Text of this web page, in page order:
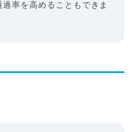
率を高めることもできま